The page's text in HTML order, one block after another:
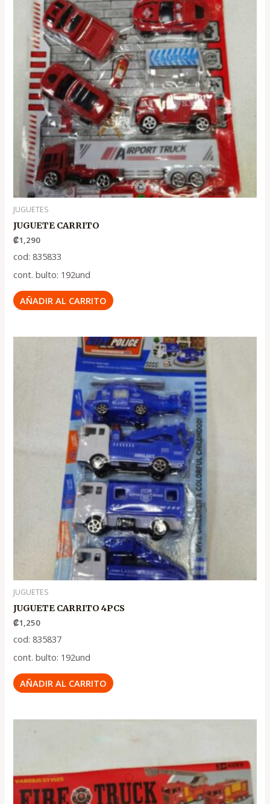
JUGUETES
JUGUETE CARRITO
₡1,290
cod: 835833
cont. bulto: 192und
AÑADIR AL CARRITO
JUGUETES
JUGUETE CARRITO 4PCS
₡1,250
cod: 835837
cont. bulto: 192und
AÑADIR AL CARRITO